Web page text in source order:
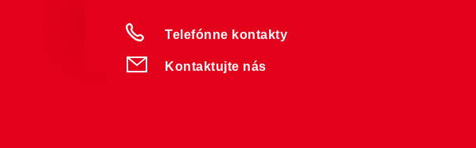
Telefónne kontakty
Kontaktujte nás